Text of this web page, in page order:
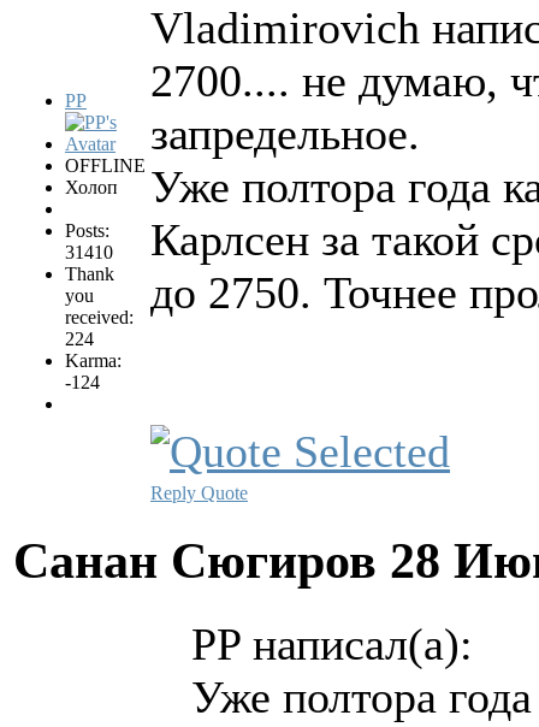
PP
OFFLINE
Холоп
Posts:
31410
Thank
you
received:
224
Karma:
-124
Vladimirovich
2700.... не думаю,
запредельное.
Уже полтора года
Карлсен за такой
до 2750. Точнее
Reply Quote
Санан Сюгиров 28
PP написал(а):
Уже полтора